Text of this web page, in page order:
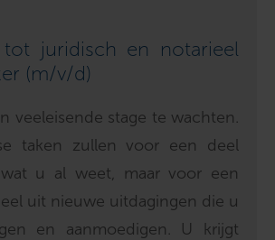
juridisch en notarieel
(m/v/d)
veeleisende stage te wachten.
taken zullen voor een deel
u al weet, maar voor een
uit nieuwe uitdagingen die u
en aanmoedigen. U krijgt